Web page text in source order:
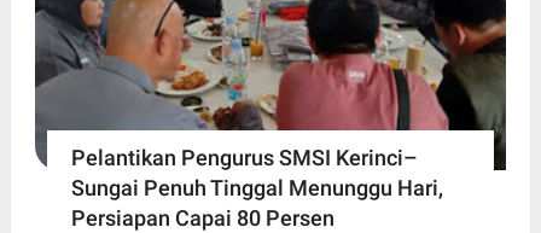
Pelantikan Pengurus SMSI Kerinci–
Sungai Penuh Tinggal Menunggu Hari,
Persiapan Capai 80 Persen